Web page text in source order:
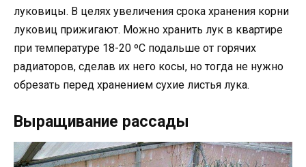
луковицы. В целях увеличения срока хранения корни
луковиц прижигают. Можно хранить лук в квартире
при температуре 18-20 ºC подальше от горячих
радиаторов, сделав их него косы, но тогда не нужно
обрезать перед хранением сухие листья лука.
Выращивание рассады